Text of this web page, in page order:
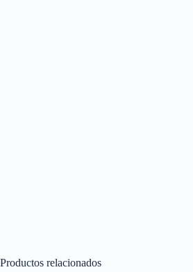
Productos relacionados